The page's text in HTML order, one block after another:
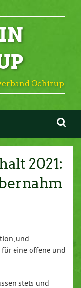
Ochtrup
2021:
und
eine offene und
stets und